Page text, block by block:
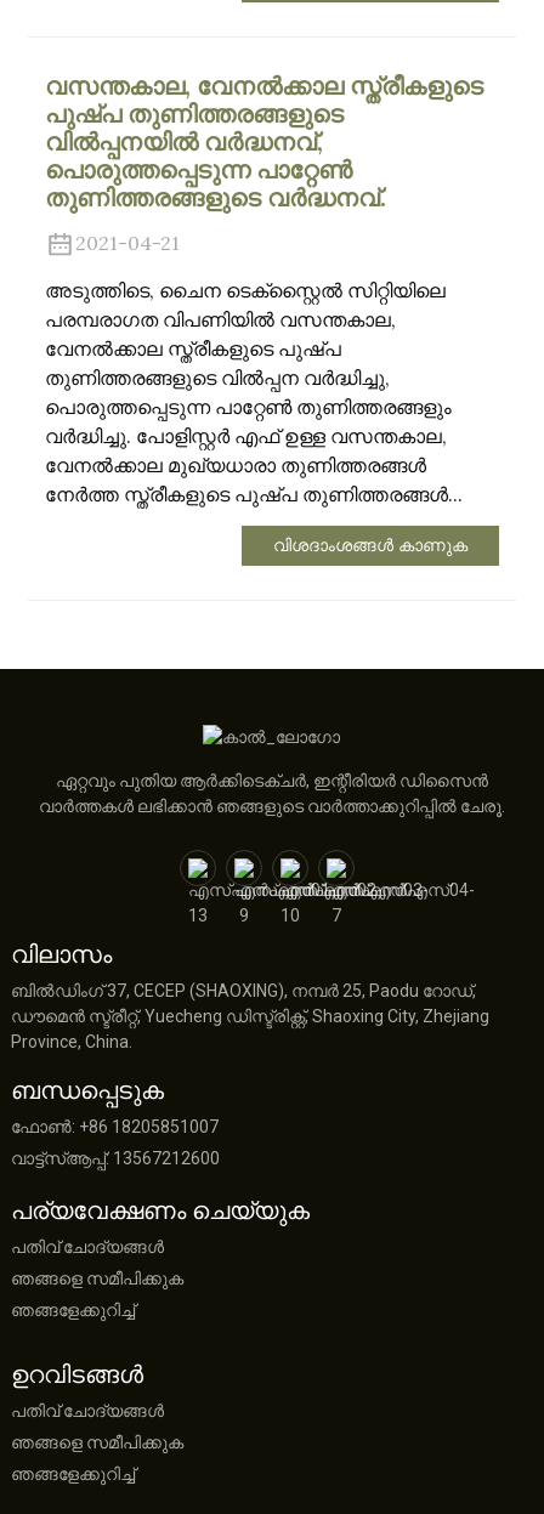
വസന്തകാല, വേനൽക്കാല സ്ത്രീകളുടെ
പുഷ്പ തുണിത്തരങ്ങളുടെ
വിൽപ്പനയിൽ വർദ്ധനവ്,
പൊരുത്തപ്പെടുന്ന പാറ്റേൺ
തുണിത്തരങ്ങളുടെ വർദ്ധനവ്.
2021-04-21
അടുത്തിടെ, ചൈന ടെക്സ്റ്റൈൽ സിറ്റിയിലെ
പരമ്പരാഗത വിപണിയിൽ വസന്തകാല,
വേനൽക്കാല സ്ത്രീകളുടെ പുഷ്പ
തുണിത്തരങ്ങളുടെ വിൽപ്പന വർദ്ധിച്ചു,
പൊരുത്തപ്പെടുന്ന പാറ്റേൺ തുണിത്തരങ്ങളും
വർദ്ധിച്ചു. പോളിസ്റ്റർ എഫ് ഉള്ള വസന്തകാല,
വേനൽക്കാല മുഖ്യധാരാ തുണിത്തരങ്ങൾ
നേർത്ത സ്ത്രീകളുടെ പുഷ്പ തുണിത്തരങ്ങൾ...
വിശദാംശങ്ങൾ കാണുക
ഏറ്റവും പുതിയ ആർക്കിടെക്ചർ, ഇന്റീരിയർ ഡിസൈൻ
വാർത്തകൾ ലഭിക്കാൻ ഞങ്ങളുടെ വാർത്താക്കുറിപ്പിൽ ചേരൂ.
വിലാസം
ബിൽഡിംഗ് 37, CECEP (SHAOXING), നമ്പർ 25, Paodu റോഡ്,
ഡൗമെൻ സ്ട്രീറ്റ്, Yuecheng ഡിസ്ട്രിക്റ്റ്, Shaoxing City, Zhejiang
Province, China.
ബന്ധപ്പെടുക
ഫോൺ: +86 18205851007
വാട്ട്‌സ്ആപ്പ്: 13567212600
പര്യവേക്ഷണം ചെയ്യുക
പതിവ് ചോദ്യങ്ങൾ
ഞങ്ങളെ സമീപിക്കുക
ഞങ്ങളേക്കുറിച്ച്
ഉറവിടങ്ങൾ
പതിവ് ചോദ്യങ്ങൾ
ഞങ്ങളെ സമീപിക്കുക
ഞങ്ങളേക്കുറിച്ച്